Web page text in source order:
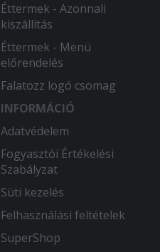
Éttermek - Azonnali
kiszállítás
Éttermek - Menü
előrendelés
Falatozz logó csomag
INFORMÁCIÓ
Adatvédelem
Fogyasztói Értékelési
Szabályzat
Süti kezelés
Felhasználási feltételek
SuperShop